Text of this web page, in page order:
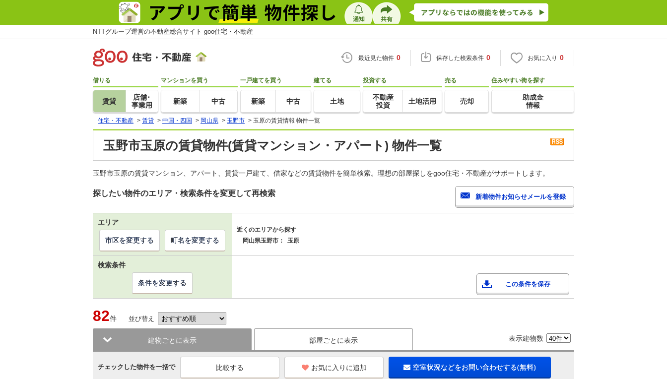
NTTグループ運営の不動産総合サイト goo住宅・不動産
最近見た物件 0 保存した検索条件 0 お気に入り 0
借りる
賃貸
店舗･
事業用
マンションを買う
新築 中古
一戸建てを買う
新築 中古
建てる
土地
投資する
不動産
投資
土地活用
売る
売却
住みやすい街を探す
助成金
情報
住宅・不動産 > 賃貸 > 中国・四国 > 岡山県 > 玉野市 > 玉原の賃貸情報 物件一覧
玉野市玉原の賃貸物件(賃貸マンション・アパート) 物件一覧
玉野市玉原の賃貸マンション、アパート、賃貸一戸建て、借家などの賃貸物件を簡単検索。理想の部屋探しをgoo住宅・不動産がサポートします。
探したい物件のエリア・検索条件を変更して再検索
エリア
近くのエリアから探す
岡山県玉野市：
玉原
市区を変更する 町名を変更する
検索条件
この条件を保存
条件を変更する
82件 並び替え
建物ごとに表示 部屋ごとに表示 表示建物数
チェックした物件を一括で お気に入りに追加 空室状況などをお問い合わせする(無料)